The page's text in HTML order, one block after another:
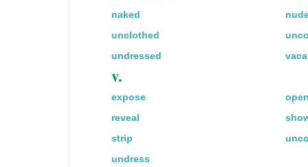
naked
unclothed
undressed
v.
expose
reveal
strip
undress